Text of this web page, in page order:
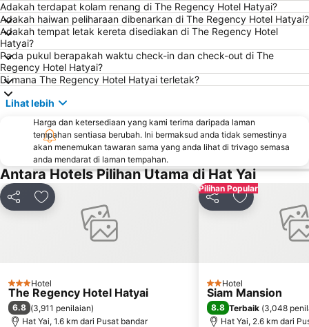
Adakah terdapat kolam renang di The Regency Hotel Hatyai?
Adakah haiwan peliharaan dibenarkan di The Regency Hotel Hatyai?
Adakah tempat letak kereta disediakan di The Regency Hotel
Hatyai?
Pada pukul berapakah waktu check-in dan check-out di The
Regency Hotel Hatyai?
Di mana The Regency Hotel Hatyai terletak?
Lihat lebih
Harga dan ketersediaan yang kami terima daripada laman
tempahan sentiasa berubah. Ini bermaksud anda tidak semestinya
akan menemukan tawaran sama yang anda lihat di trivago semasa
anda mendarat di laman tempahan.
Antara Hotels Pilihan Utama di Hat Yai
Kongsi Tambah ke favorit
3 Bintang
Hotel
The Regency Hotel Hatyai
6.8 (3,911 penilaian)
Hat Yai, 1.6 km dari Pusat bandar
Pilihan Popular
Kongsi Tambah ke
2 Bintang
Hotel
Siam Mansion
8.8 Terbaik (3,048
Hat Yai, 2.6 km dari